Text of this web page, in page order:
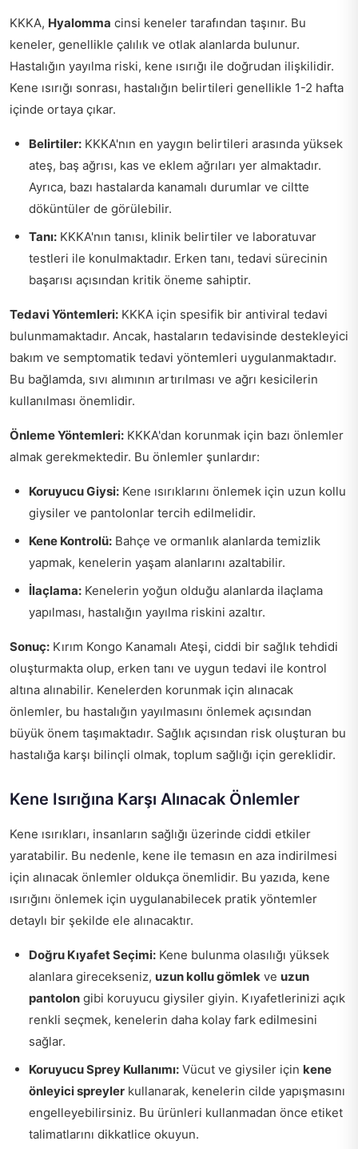
KKKA, Hyalomma cinsi keneler tarafından taşınır. Bu
keneler, genellikle çalılık ve otlak alanlarda bulunur.
Hastalığın yayılma riski, kene ısırığı ile doğrudan ilişkilidir.
Kene ısırığı sonrası, hastalığın belirtileri genellikle 1-2 hafta
içinde ortaya çıkar.
Belirtiler: KKKA'nın en yaygın belirtileri arasında yüksek
ateş, baş ağrısı, kas ve eklem ağrıları yer almaktadır.
Ayrıca, bazı hastalarda kanamalı durumlar ve ciltte
döküntüler de görülebilir.
Tanı: KKKA'nın tanısı, klinik belirtiler ve laboratuvar
testleri ile konulmaktadır. Erken tanı, tedavi sürecinin
başarısı açısından kritik öneme sahiptir.
Tedavi Yöntemleri: KKKA için spesifik bir antiviral tedavi
bulunmamaktadır. Ancak, hastaların tedavisinde destekleyici
bakım ve semptomatik tedavi yöntemleri uygulanmaktadır.
Bu bağlamda, sıvı alımının artırılması ve ağrı kesicilerin
kullanılması önemlidir.
Önleme Yöntemleri: KKKA'dan korunmak için bazı önlemler
almak gerekmektedir. Bu önlemler şunlardır:
Koruyucu Giysi: Kene ısırıklarını önlemek için uzun kollu
giysiler ve pantolonlar tercih edilmelidir.
Kene Kontrolü: Bahçe ve ormanlık alanlarda temizlik
yapmak, kenelerin yaşam alanlarını azaltabilir.
İlaçlama: Kenelerin yoğun olduğu alanlarda ilaçlama
yapılması, hastalığın yayılma riskini azaltır.
Sonuç: Kırım Kongo Kanamalı Ateşi, ciddi bir sağlık tehdidi
oluşturmakta olup, erken tanı ve uygun tedavi ile kontrol
altına alınabilir. Kenelerden korunmak için alınacak
önlemler, bu hastalığın yayılmasını önlemek açısından
büyük önem taşımaktadır. Sağlık açısından risk oluşturan bu
hastalığa karşı bilinçli olmak, toplum sağlığı için gereklidir.
Kene Isırığına Karşı Alınacak Önlemler
Kene ısırıkları, insanların sağlığı üzerinde ciddi etkiler
yaratabilir. Bu nedenle, kene ile temasın en aza indirilmesi
için alınacak önlemler oldukça önemlidir. Bu yazıda, kene
ısırığını önlemek için uygulanabilecek pratik yöntemler
detaylı bir şekilde ele alınacaktır.
Doğru Kıyafet Seçimi: Kene bulunma olasılığı yüksek
alanlara girecekseniz, uzun kollu gömlek ve uzun
pantolon gibi koruyucu giysiler giyin. Kıyafetlerinizi açık
renkli seçmek, kenelerin daha kolay fark edilmesini
sağlar.
Koruyucu Sprey Kullanımı: Vücut ve giysiler için kene
önleyici spreyler kullanarak, kenelerin cilde yapışmasını
engelleyebilirsiniz. Bu ürünleri kullanmadan önce etiket
talimatlarını dikkatlice okuyun.